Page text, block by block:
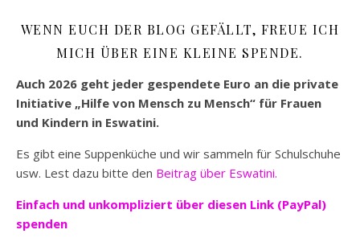
WENN EUCH DER BLOG GEFÄLLT, FREUE ICH
MICH ÜBER EINE KLEINE SPENDE.
Auch 2026 geht jeder gespendete Euro an die private
Initiative „Hilfe von Mensch zu Mensch“ für Frauen
und Kindern in Eswatini.
Es gibt eine Suppenküche und wir sammeln für Schulschuhe
usw. Lest dazu bitte den Beitrag über Eswatini.
Einfach und unkompliziert über diesen Link (PayPal)
spenden